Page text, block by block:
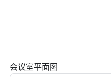
会议室平面图